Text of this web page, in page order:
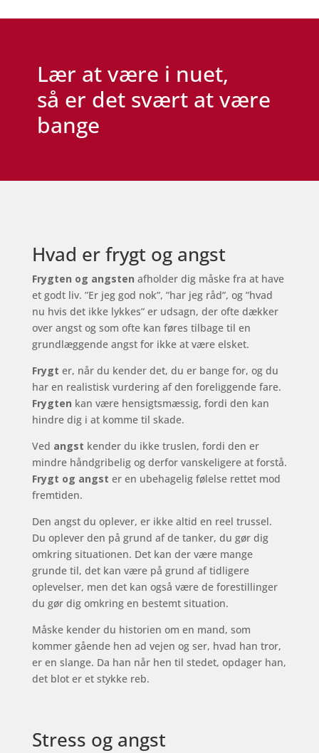
Lær at være i nuet,
så er det svært at være
bange
Hvad er frygt og angst
Frygten og angsten afholder dig måske fra at have
et godt liv. ”Er jeg god nok”, ”har jeg råd”, og ”hvad
nu hvis det ikke lykkes” er udsagn, der ofte dækker
over angst og som ofte kan føres tilbage til en
grundlæggende angst for ikke at være elsket.
Frygt er, når du kender det, du er bange for, og du
har en realistisk vurdering af den foreliggende fare.
Frygten kan være hensigtsmæssig, fordi den kan
hindre dig i at komme til skade.
Ved angst kender du ikke truslen, fordi den er
mindre håndgribelig og derfor vanskeligere at forstå.
Frygt og angst er en ubehagelig følelse rettet mod
fremtiden.
Den angst du oplever, er ikke altid en reel trussel.
Du oplever den på grund af de tanker, du gør dig
omkring situationen. Det kan der være mange
grunde til, det kan være på grund af tidligere
oplevelser, men det kan også være de forestillinger
du gør dig omkring en bestemt situation.
Måske kender du historien om en mand, som
kommer gående hen ad vejen og ser, hvad han tror,
er en slange. Da han når hen til stedet, opdager han,
det blot er et stykke reb.
Stress og angst